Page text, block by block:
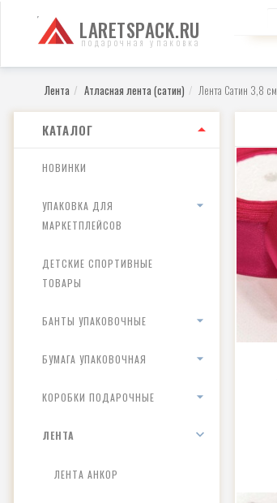
LARETSPACK.RU
подарочная упаковка
Лента Атласная лента (сатин) Лента Сатин 3,8 см
КАТАЛОГ
НОВИНКИ
УПАКОВКА ДЛЯ
МАРКЕТПЛЕЙСОВ
ДЕТСКИЕ СПОРТИВНЫЕ
ТОВАРЫ
БАНТЫ УПАКОВОЧНЫЕ
БУМАГА УПАКОВОЧНАЯ
КОРОБКИ ПОДАРОЧНЫЕ
ЛЕНТА
ЛЕНТА АНКОР